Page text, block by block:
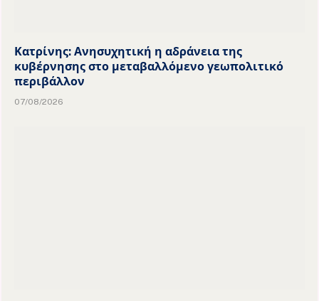
Κατρίνης: Ανησυχητική η αδράνεια της
κυβέρνησης στο μεταβαλλόμενο γεωπολιτικό
περιβάλλον
07/08/2026